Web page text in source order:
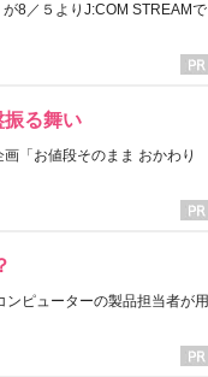
8／５よりJ:COM STREAMで
振る舞い
「お値段そのまま おかわり
ピューターの製品担当者が用